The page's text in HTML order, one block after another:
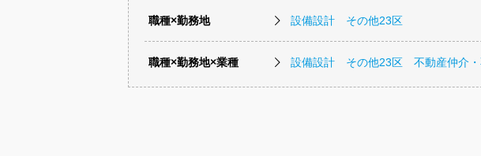
職種×勤務地 設備設計 その他23区
職種×勤務地×業種 設備設計 その他23区 不動産仲介・